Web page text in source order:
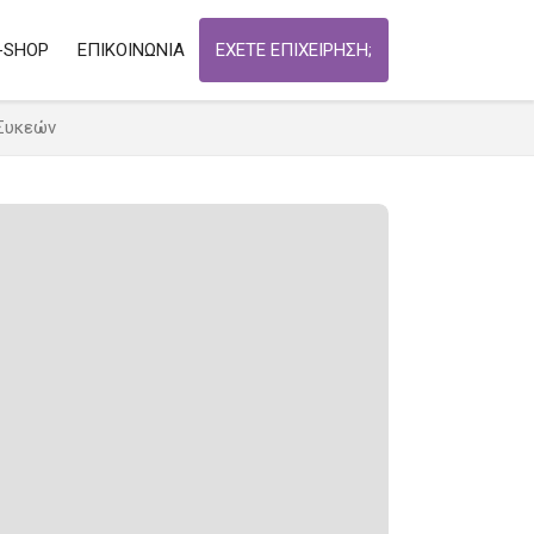
ΕΠΙΚΟΙΝΩΝΙΑ ΕΧΕΤΕ ΕΠΙΧΕΙΡΗΣΗ;